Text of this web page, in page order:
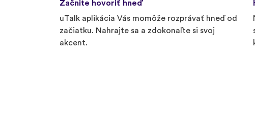
Začnite hovoriť hneď
uTalk aplikácia Vás momôže rozprávať hneď od
začiatku. Nahrajte sa a zdokonaľte si svoj
akcent.